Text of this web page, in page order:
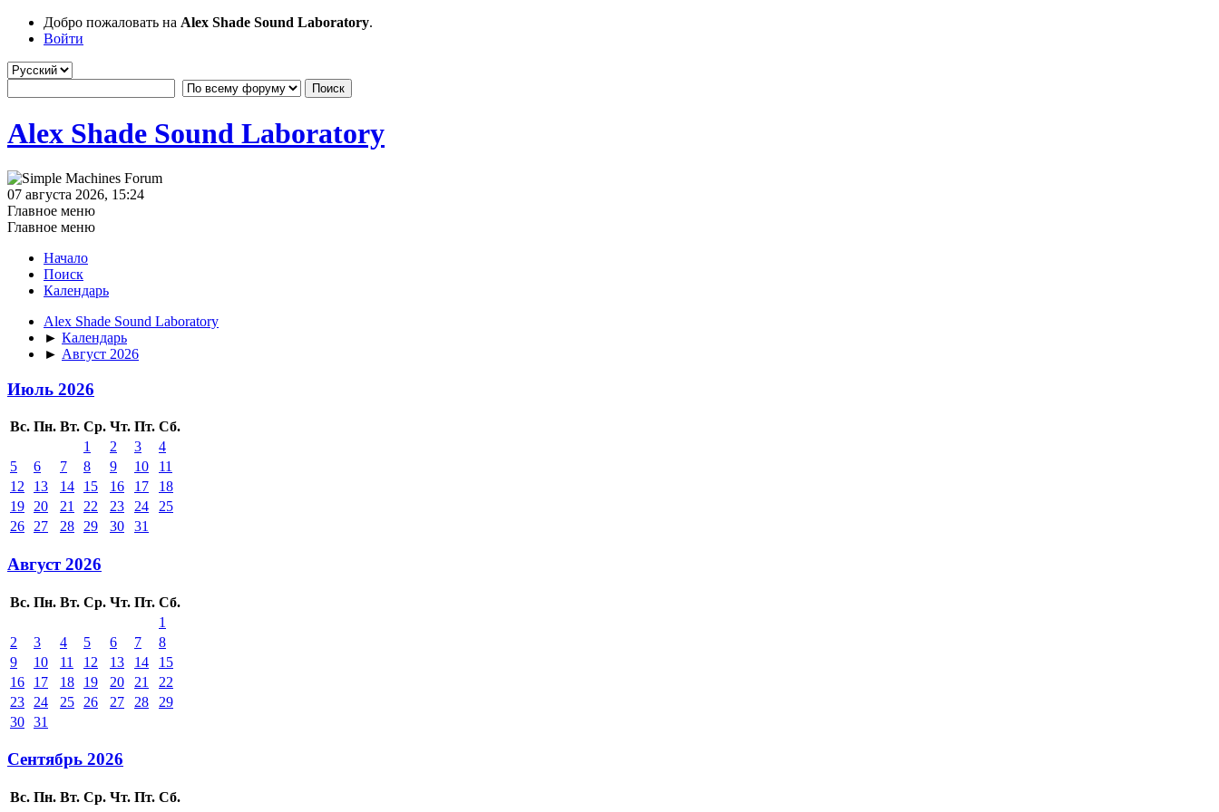
Добро пожаловать на Alex Shade Sound Laboratory.
Войти
Alex Shade Sound Laboratory
07 августа 2026, 15:24
Главное меню
Главное меню
Начало
Поиск
Календарь
Alex Shade Sound Laboratory
► Календарь
► Август 2026
Июль 2026
Вс. Пн. Вт. Ср. Чт. Пт. Сб.
1
2 3
4
5
6 7 8 9 10
11
12
13 14 15 16 17
18
19
20 21 22 23 24
25
26
27 28 29 30 31
Август 2026
Вс. Пн. Вт. Ср. Чт. Пт. Сб.
1
2
3 4 5 6 7
8
9
10 11 12 13 14
15
16
17 18 19 20 21
22
23
24 25 26 27 28
29
30 31
Сентябрь 2026
Вс. Пн. Вт. Ср. Чт. Пт. Сб.